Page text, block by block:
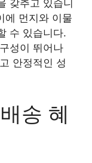
갖추고 있습니
에 먼지와 이물
수 있습니다.
성이 뛰어나
안정적인 성
송 혜